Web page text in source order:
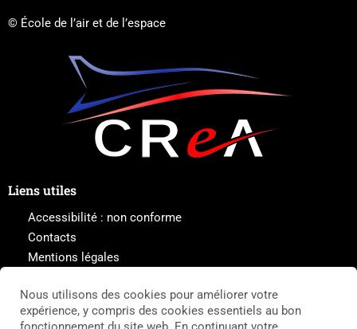
© École de l’air et de l’espace
Liens utiles
Accessibilité : non conforme
Contacts
Mentions légales
Politique de cookies
Politique de protection des données
Nous utilisons des cookies pour améliorer votre
expérience, y compris des cookies essentiels au bon